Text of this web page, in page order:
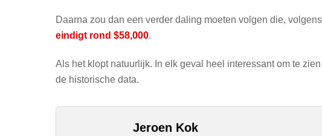
Daarna zou dan een verder daling moeten volgen die,
eindigt rond $58,000.
Als het klopt natuurlijk. In elk geval heel interessant om te
de historische data.
Jeroen Kok